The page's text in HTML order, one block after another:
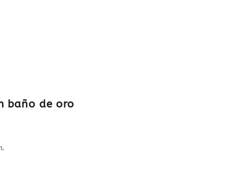
baño de oro